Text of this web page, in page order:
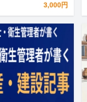
3,000円